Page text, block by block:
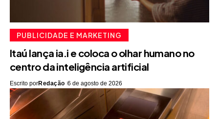
PUBLICIDADE E MARKETING
Itaú lança ia.i e coloca o olhar humano no
centro da inteligência artificial
Escrito porRedação 6 de agosto de 2026